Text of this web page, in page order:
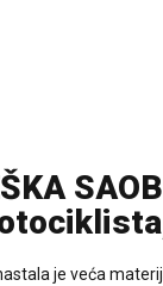
je veća